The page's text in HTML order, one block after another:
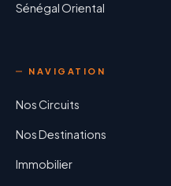
Sénégal Oriental
NAVIGATION
Nos Circuits
Nos Destinations
Immobilier